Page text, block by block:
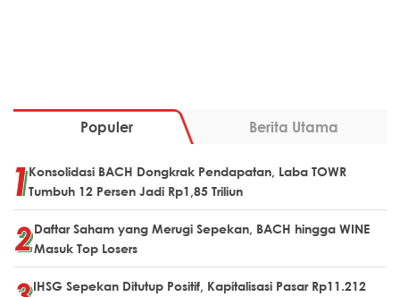
Populer Berita Utama
Konsolidasi BACH Dongkrak Pendapatan, Laba TOWR
Tumbuh 12 Persen Jadi Rp1,85 Triliun
Daftar Saham yang Merugi Sepekan, BACH hingga WINE
Masuk Top Losers
IHSG Sepekan Ditutup Positif, Kapitalisasi Pasar Rp11.212